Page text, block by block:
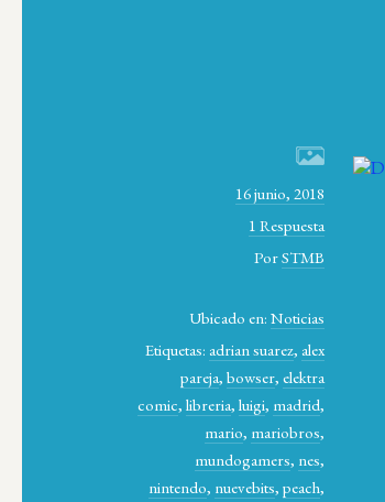
16 junio, 2018
1 Respuesta
PorSTMB
Ubicado en:Noticias
Etiquetas: adrian suarez, alex
pareja,bowser,elektra
comic,libreria,luigi, madrid,
mario, mariobros,
mundogamers, nes,
nintendo, nuevebits,peach,